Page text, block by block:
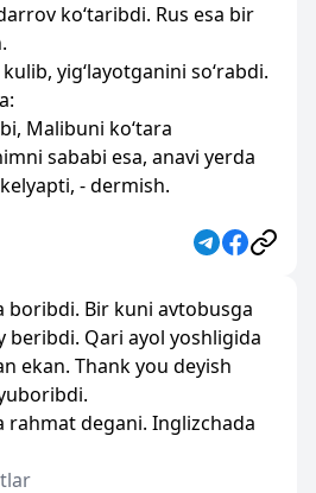
ko‘taribdi. Rus esa bir
yig‘layotganini so‘rabdi.
Malibuni ko‘tara
sababi esa, anavi yerda
- dermish.
boribdi. Bir kuni avtobusga
beribdi. Qari ayol yoshligida
ekan. Thank you deyish
rahmat degani. Inglizchada